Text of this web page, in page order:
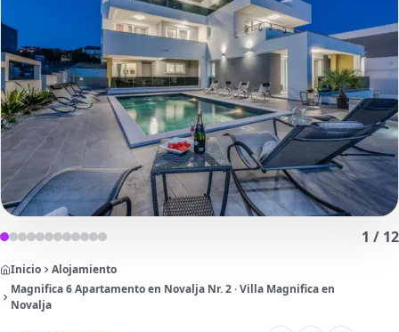
1 / 12
Inicio
Alojamiento
Magnifica 6 Apartamento en Novalja Nr. 2 · Villa Magnifica en
Novalja